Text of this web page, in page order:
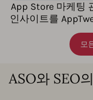
App Store 마케팅
인사이트를
모
ASO와 SEO